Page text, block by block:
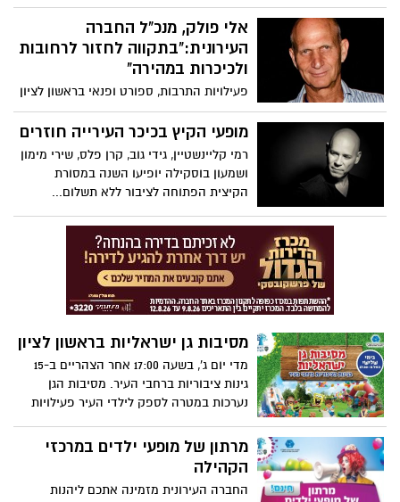
הבמה ומשתמש בכל כישוריו כזמר, כשחקן,
כשדרן וכמגיש טלוויזיה. גאון שוזר במלאכת
מחשבת,שירים וסיפורים אשר הפכו במהלך
השנים לאבני דרך בתרבות הישראלית.את כל
אלה הוא עוטף בהומור ובאישיותו הכובשת.
אלי פולק, מנכ"ל החברה
העירונית:"בתקווה לחזור לרחובות
ולכיכרות במהירה"
פעילויות התרבות, ספורט ופנאי בראשון לציון
נפגעו בעקבות המצב הבטחוני, בחברה
העירונית מצאו פתרונות כדי להמשיך בשיגרה
שנכפתה בעקבות מבצע "צוק איתן".
מופעי הקיץ בכיכר העירייה חוזרים
רמי קליינשטיין, גידי גוב, קרן פלס, שירי מימון
ושמעון בוסקילה יופיעו השנה במסורת
הקיצית הפתוחה לציבור ללא תשלום...
מסיבות גן ישראליות בראשון לציון
מדי יום ג', בשעה 17:00 אחר הצהריים ב-15
גינות ציבוריות ברחבי העיר. מסיבות הגן
נערכות במטרה לספק לילדי העיר פעילויות
הקיץ ובמטרה להפגיש אותם ואת הוריהם עם
הגינות הציבוריות שהתחדשו במיוחד עבורם.
מרתון של מופעי ילדים במרכזי
הקהילה
החברה העירונית מזמינה אתכם ליהנות